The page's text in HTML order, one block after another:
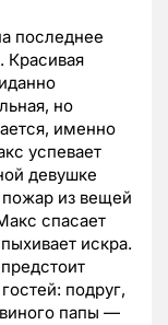
последнее
Красивая
но
именно
успевает
девушке
из вещей
спасает
искра.
подруг,
папы —